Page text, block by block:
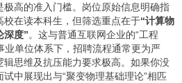
高的准入门槛。岗位原始信息明确指
在读本科生，但筛选重点在于“计算物
深度”。这与普通互联网企业的“工程
业单位体系下，招聘流程通常更为严
思维及抗压能力要求极高。如果你没
中展现出与“聚变物理基础理论”相匹